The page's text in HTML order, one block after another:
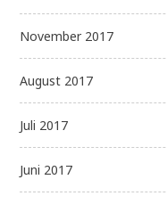
November 2017
August 2017
Juli 2017
Juni 2017